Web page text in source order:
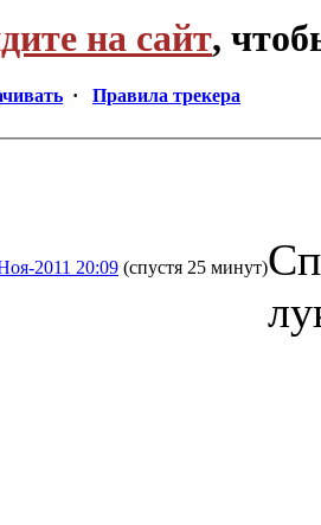
на сайт,
· Правила трекера
2011 20:09 (спустя 25 минут)